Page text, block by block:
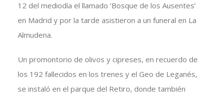
12 del mediodía el llamado ‘Bosque de los Ausentes’
en Madrid y por la tarde asistieron a un funeral en La
Almudena.
Un promontorio de olivos y cipreses, en recuerdo de
los 192 fallecidos en los trenes y el Geo de Leganés,
se instaló en el parque del Retiro, donde también